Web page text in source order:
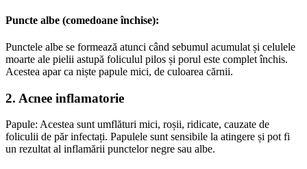
Puncte albe (comedoane închise):
Punctele albe se formează atunci când sebumul acumulat și celulele
moarte ale pielii astupă foliculul pilos și porul este complet închis.
Acestea apar ca niște papule mici, de culoarea cărnii.
2. Acnee inflamatorie
Papule: Acestea sunt umflături mici, roșii, ridicate, cauzate de
foliculii de păr infectați. Papulele sunt sensibile la atingere și pot fi
un rezultat al inflamării punctelor negre sau albe.